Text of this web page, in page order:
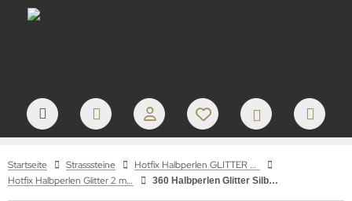
Startseite Strasssteine
Hotfix Halbperlen GLITTER zum Aufbügeln – Metallic Halbperlen Silber & Gold für Textilveredelung
Hotfix Halbperlen Glitter 2 mm
360 Halbperlen Glitter Silber 2 mm